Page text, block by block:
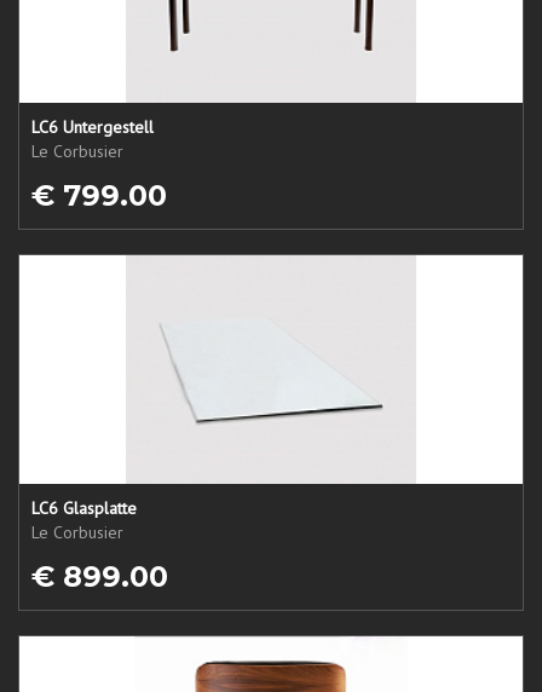
LC6 Untergestell
Le Corbusier
€ 799.00
LC6 Glasplatte
Le Corbusier
€ 899.00